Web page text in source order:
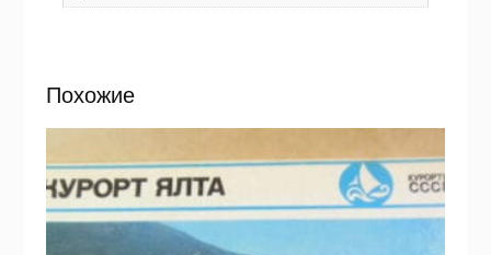
Похожие